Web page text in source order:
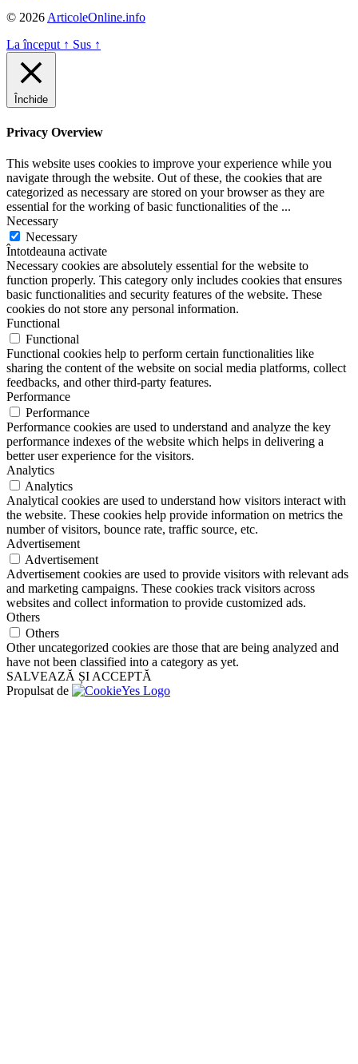
© 2026 ArticoleOnline.info
La început ↑ Sus ↑
Închide
Privacy Overview
This website uses cookies to improve your experience while you
navigate through the website. Out of these, the cookies that are
categorized as necessary are stored on your browser as they are
essential for the working of basic functionalities of the ...
Necessary
Necessary
Întotdeauna activate
Necessary cookies are absolutely essential for the website to
function properly. This category only includes cookies that ensures
basic functionalities and security features of the website. These
cookies do not store any personal information.
Functional
Functional
Functional cookies help to perform certain functionalities like
sharing the content of the website on social media platforms, collect
feedbacks, and other third-party features.
Performance
Performance
Performance cookies are used to understand and analyze the key
performance indexes of the website which helps in delivering a
better user experience for the visitors.
Analytics
Analytics
Analytical cookies are used to understand how visitors interact with
the website. These cookies help provide information on metrics the
number of visitors, bounce rate, traffic source, etc.
Advertisement
Advertisement
Advertisement cookies are used to provide visitors with relevant ads
and marketing campaigns. These cookies track visitors across
websites and collect information to provide customized ads.
Others
Others
Other uncategorized cookies are those that are being analyzed and
have not been classified into a category as yet.
SALVEAZĂ ȘI ACCEPTĂ
Propulsat de